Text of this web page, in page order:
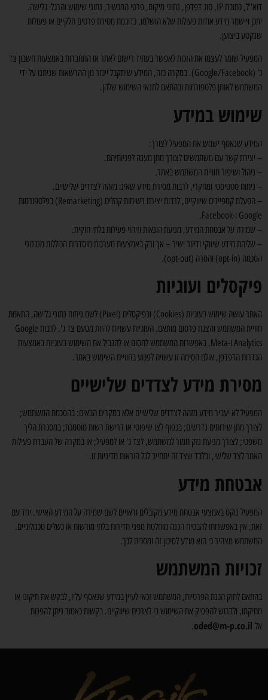
דוא"ל, כתובת IP, סוג דפדפן, נתוני מיקום, פרטי המכשיר, נתוני שימוש והרגלי גלישה.
יתכן ויישמר מידע אודות פעולות שלא הושלמו, כדוגמת מסירת פרטים חלקיים או פעולות
שנקטע ביצוען.
המפעיל שומר לעצמו את הזכות לאפשר בעתיד רישום לאתר או התחברות באמצעות חשבון צד
ג' (Google/Facebook). במקרה כזה, המידע שיתקבל ייגזר מן ההרשאות שניתנו על ידי
המשתמש לאותן פלטפורמות ובהתאם לתנאי השימוש שלהן.
שימוש במידע
המידע שנאסף ישמש את המפעיל לצורך:
– יצירת קשר עם משתמשים לצורך מתן מענה לפניותיהם.
– ניהול ושיפור חוויית המשתמש באתר.
– ניתוח סטטיסטי ומחקרי, לרבות מסירת מידע שאינו מזהה לצדדים שלישיים.
– הפעלת קמפיינים שיווקיים, לרבות יצירת רשימות קהלים (Remarketing) בפלטפורמות
Google ו-Facebook.
– שמירה על אבטחת המידע, מניעת הונאות וזיהוי פעילות בלתי חוקית.
– שליחת מידע שיווקי ודיוור ישיר – אך ורק באמצעות מערכות מוסדרות הכוללות מנגנוני
הסכמה (opt-in) והסרה (opt-out).
פיקסלים ועוגיות
האתר עושה שימוש בעוגיות (Cookies) ובפיקסלים (Pixel) לשם ניתוח נתוני גלישה, התאמת
חוויית המשתמש והצגת פרסום מותאם. העוגיות עשויות להיות מטעם צד ג', לרבות Google
Analytics ו-Meta. באפשרות המשתמש לחסום או להגביל את השימוש בעוגיות באמצעות
הגדרות הדפדפן, אולם חסימה זו עשויה לפגוע בחוויית השימוש באתר.
מסירת מידע לצדדים שלישיים
המפעיל לא יעביר מידע מזהה לצדדים שלישיים אלא במקרים הבאים: בהסכמת המשתמש;
לצורך מתן שירותים נדרשים; בכפוף לצו שיפוטי או דרישת רשות מוסמכת; במסגרת הליך
משפטי; לצורך מניעת נזק חמור למשתמש, לצד ג' או למפעיל; או במקרה של העברת פעילות
האתר לצד שלישי, ובלבד שצד זה יתחייב לכל הוראות מדיניות זו.
אבטחת מידע
המפעיל נוקט באמצעי אבטחת מידע מקובלים וראויים לשם שמירה על המידע האישי. יחד עם
זאת, אין באפשרותו להבטיח הגנה מוחלטת מפני חדירות בלתי מורשות או כשלים טכנולוגיים.
המשתמש מצהיר כי הוא מודע לסיכון זה ומסכים לכך.
זכויות המשתמש
בהתאם לחוק הגנת הפרטיות, המשתמש זכאי לעיין במידע שנאסף עליו, לבקש את תיקונו או
מחיקתו, ולדרוש להפסיק את השימוש בו לצרכים שיווקיים. בקשות כאמור ניתן להפנות
אל oded@m-p.co.il
.